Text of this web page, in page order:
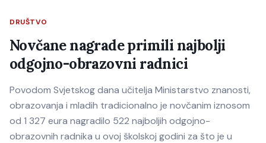
Crna kronika
Poljoprivreda
Politika
Gospodarstvo
Život
Kultura
DRUŠTVO
Novčane nagrade primili najbolji
odgojno-obrazovni radnici
Povodom Svjetskog dana učitelja Ministarstvo znanosti,
obrazovanja i mladih tradicionalno je novčanim iznosom
od 1 327 eura nagradilo 522 najboljih odgojno-
obrazovnih radnika u ovoj školskoj godini za što je u